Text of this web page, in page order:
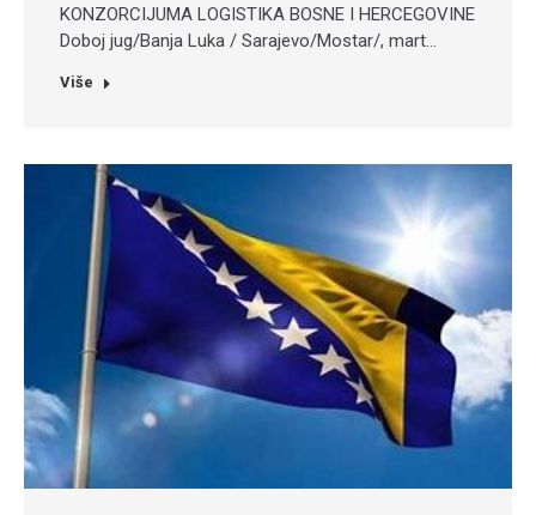
KONZORCIJUMA LOGISTIKA BOSNE I HERCEGOVINE
Doboj jug/Banja Luka / Sarajevo/Mostar/, mart…
Više